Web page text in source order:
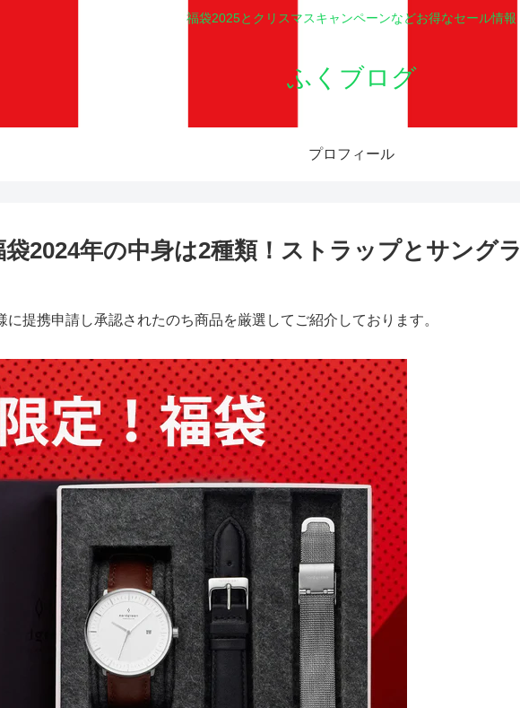
福袋2025とクリスマスキャンペーンなどお得なセール情報
ふくブログ
プロフィール
2024年の中身は2種類！ストラップとサングラ
に提携申請し承認されたのち商品を厳選してご紹介しております。